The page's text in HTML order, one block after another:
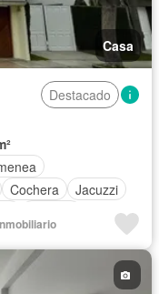
Casa
Destacado
Cochera
Jacuzzi